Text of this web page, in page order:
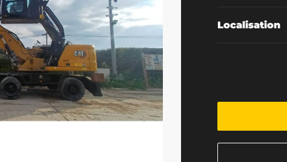
Localisation